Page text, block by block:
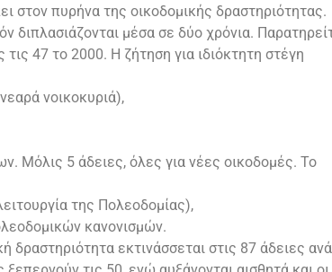
στον πυρήνα της οικοδομικής δραστηριότητας.
διπλασιάζονται μέσα σε δύο χρόνια.
47 το 2000. Η ζήτηση για ιδιόκτητη στέγη
νοικοκυριά),
Μόλις 5 άδειες, όλες για νέες οικοδομές. Το
της Πολεοδομίας),
κανονισμών.
εκτινάσσεται στις 87 άδειες